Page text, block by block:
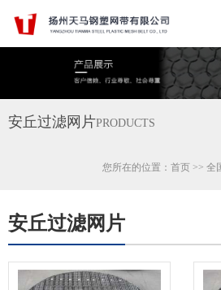
安丘过滤网片PRODUCTS
您所在的位置： 首页 >> 全
安丘过滤网片